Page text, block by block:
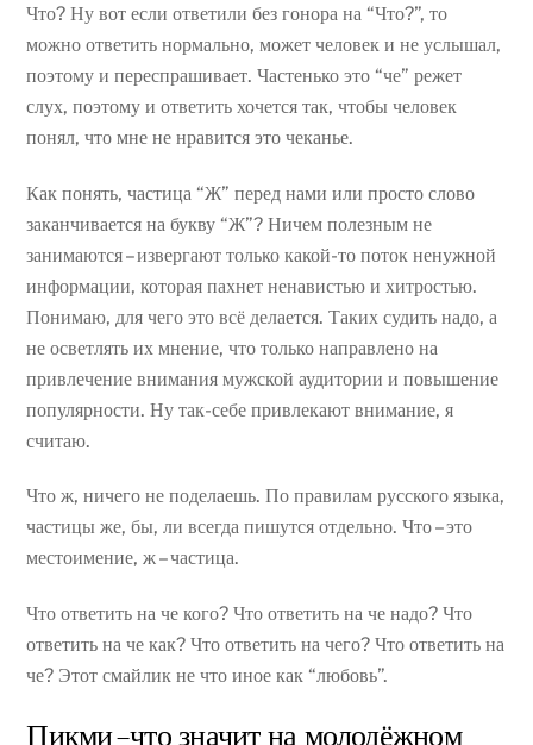
Что? Ну вот если ответили без гонора на “Что?”, то
можно ответить нормально, может человек и не услышал,
поэтому и переспрашивает. Частенько это “че” режет
слух, поэтому и ответить хочется так, чтобы человек
понял, что мне не нравится это чеканье.
Как понять, частица “Ж” перед нами или просто слово
заканчивается на букву “Ж”? Ничем полезным не
занимаются – извергают только какой-то поток ненужной
информации, которая пахнет ненавистью и хитростью.
Понимаю, для чего это всё делается. Таких судить надо, а
не осветлять их мнение, что только направлено на
привлечение внимания мужской аудитории и повышение
популярности. Ну так-себе привлекают внимание, я
считаю.
Что ж, ничего не поделаешь. По правилам русского языка,
частицы же, бы, ли всегда пишутся отдельно. Что – это
местоимение, ж – частица.
Что ответить на че кого? Что ответить на че надо? Что
ответить на че как? Что ответить на чего? Что ответить на
че? Этот смайлик не что иное как “любовь”.
Пикми – что значит на молодёжном